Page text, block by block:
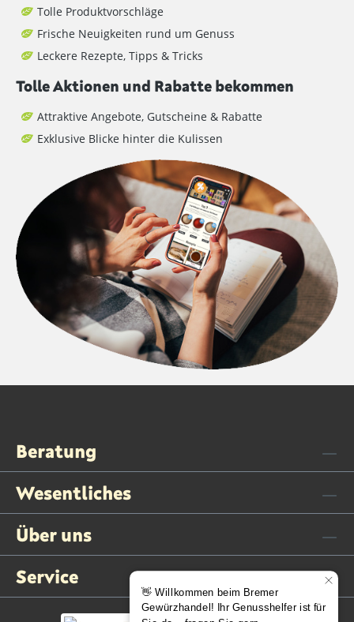
Tolle Produktvorschläge
Frische Neuigkeiten rund um Genuss
Leckere Rezepte, Tipps & Tricks
Tolle Aktionen und Rabatte bekommen
Attraktive Angebote, Gutscheine & Rabatte
Exklusive Blicke hinter die Kulissen
Beratung
Wesentliches
Über uns
Service